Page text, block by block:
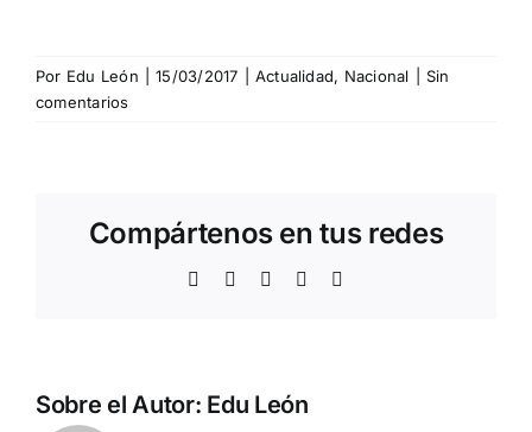
Por Edu León 15/03/2017 Actualidad, Nacional
Sin
comentarios
Compártenos en tus redes
Facebook
TwitterWhatsAppTelegram
Sobre el Autor: Edu León